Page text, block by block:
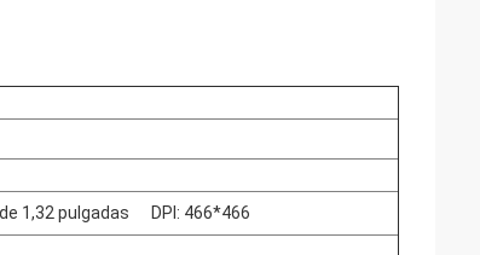
1,32 pulgadas DPI: 466*466